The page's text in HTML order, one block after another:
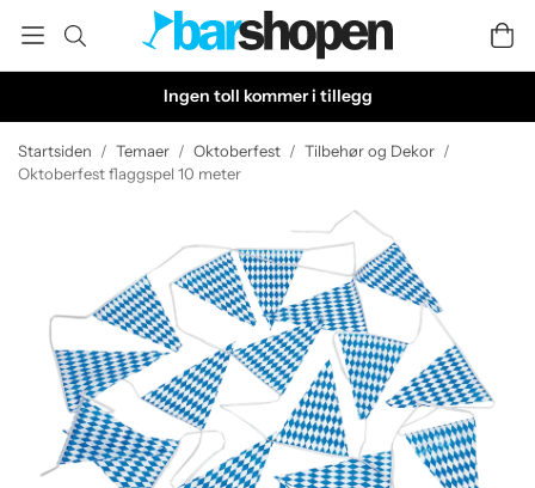
Ingen toll kommer i tillegg
Startsiden / Temaer / Oktoberfest / Tilbehør og Dekor /
Oktoberfest flaggspel 10 meter